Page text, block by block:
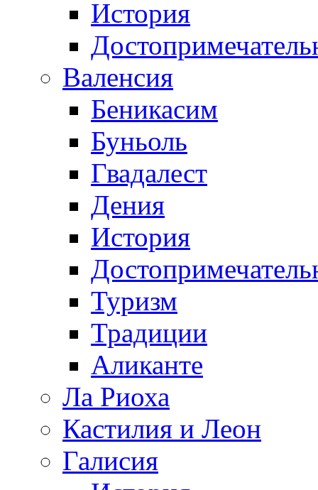
История
Валенсия
Беникасим
Буньоль
Гвадалест
Дения
История
Туризм
Традиции
Аликанте
Ла Риоха
Кастилия и Леон
Галисия